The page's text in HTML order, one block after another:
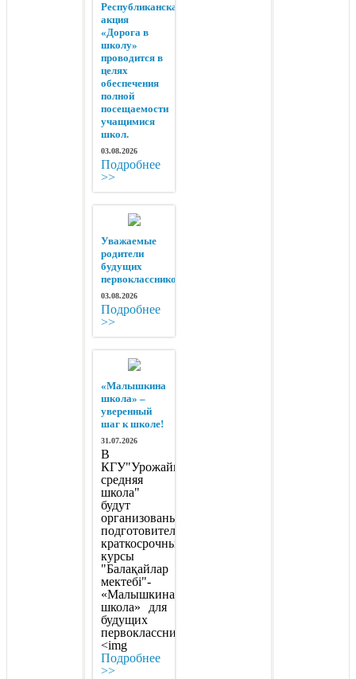
Республиканская
акция
«Дорога в
школу»
проводится в
целях
обеспечения
полной
посещаемости
учащимися
школ.
03.08.2026
Подробнее
>>
Уважаемые
родители
будущих
первоклассников!
03.08.2026
Подробнее
>>
«Малышкина
школа» –
уверенный
шаг к школе!
31.07.2026
В
КГУ"Урожайная
средняя
школа"
будут
организованы
подготовительные
краткосрочные
курсы
"Балақайлар
мектебі"-
«Малышкина
школа» для
будущих
первоклассников.
<img
Подробнее
>>